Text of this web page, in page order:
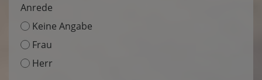
Anrede
Keine Angabe
Frau
Herr